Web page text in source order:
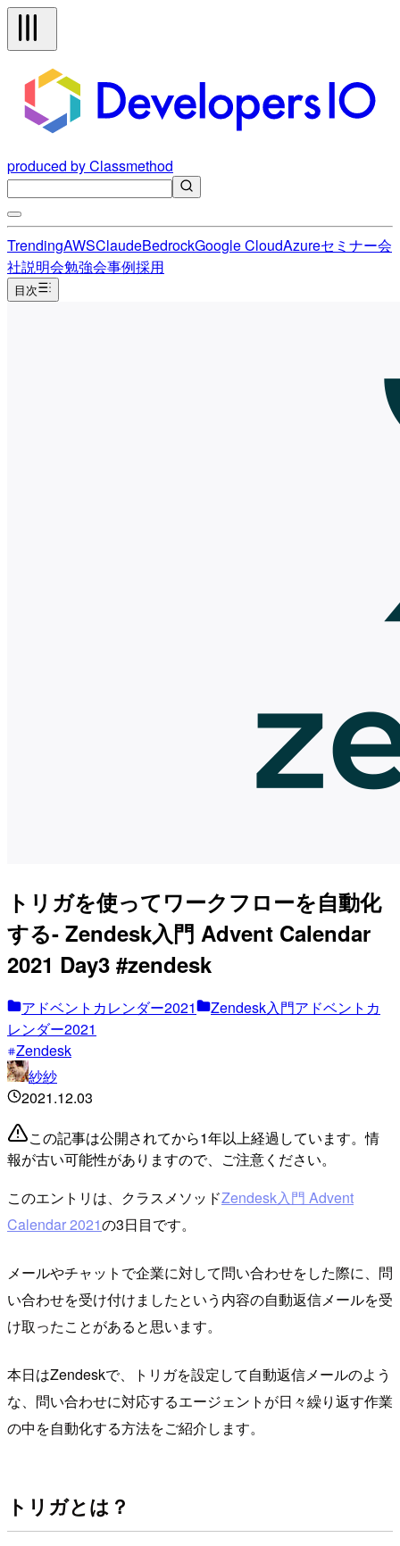
produced by Classmethod
TrendingAWSClaudeBedrockGoogle CloudAzureセミナー会
社説明会勉強会事例採用
目次
トリガを使ってワークフローを自動化
する- Zendesk入門 Advent Calendar
2021 Day3 #zendesk
アドベントカレンダー2021
Zendesk入門アドベントカ
レンダー2021
Zendesk
紗紗
2021.12.03
この記事は公開されてから1年以上経過しています。情
報が古い可能性がありますので、ご注意ください。
このエントリは、クラスメソッドZendesk入門 Advent
Calendar 2021の3日目です。
メールやチャットで企業に対して問い合わせをした際に、問
い合わせを受け付けましたという内容の自動返信メールを受
け取ったことがあると思います。
本日はZendeskで、トリガを設定して自動返信メールのよう
な、問い合わせに対応するエージェントが日々繰り返す作業
の中を自動化する方法をご紹介します。
トリガとは？